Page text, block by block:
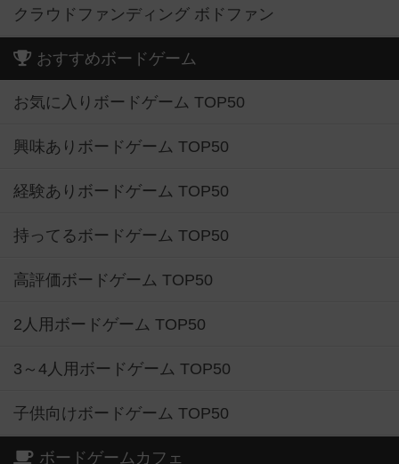
クラウドファンディング ボドファン
おすすめボードゲーム
お気に入りボードゲーム TOP50
興味ありボードゲーム TOP50
経験ありボードゲーム TOP50
持ってるボードゲーム TOP50
高評価ボードゲーム TOP50
2人用ボードゲーム TOP50
3～4人用ボードゲーム TOP50
子供向けボードゲーム TOP50
ボードゲームカフェ